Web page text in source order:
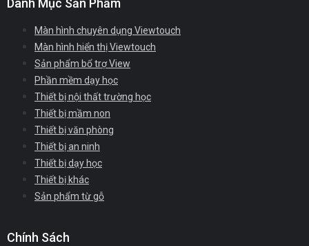
Danh Mục Sản Phẩm
Màn hình chuyên dụng Viewtouch
Màn hình hiển thị Viewtouch
Sản phẩm bổ trợ View
Phần mềm dạy học
Thiết bị nội thất trường học
Thiết bị mầm non
Thiết bị văn phòng
Thiết bị an ninh
Thiết bị dạy học
Thiết bị khác
Sản phẩm từ gỗ
Chính Sách